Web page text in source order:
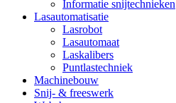
Informatie snijtechnieken
Lasautomatisatie
Lasrobot
Lasautomaat
Laskalibers
Puntlastechniek
Machinebouw
Snij- & freeswerk